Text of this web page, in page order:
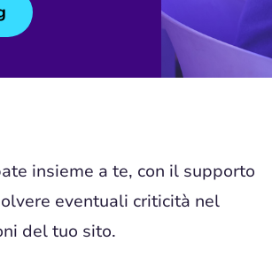
insieme a te, con il supporto
eventuali criticità nel
del tuo sito.